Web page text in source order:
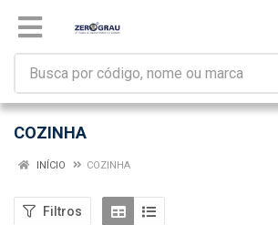
COZINHA
INÍCIO COZINHA
Filtros